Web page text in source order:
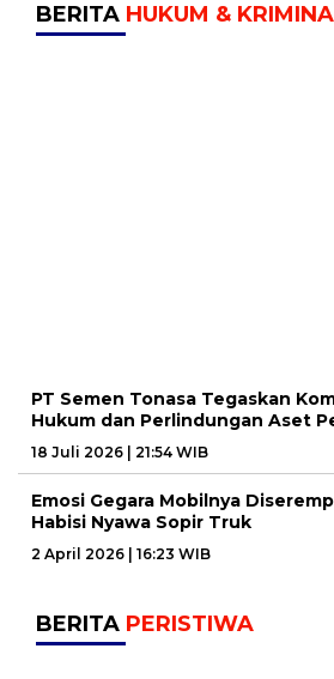
BERITA HUKUM &
PT Semen Tonasa Tegaskan
Hukum dan Perlindungan Aset
18 Juli 2026 | 21:54 WIB
Emosi Gegara Mobilnya
Habisi Nyawa Sopir Truk
2 April 2026 | 16:23 WIB
BERITA PERISTIWA